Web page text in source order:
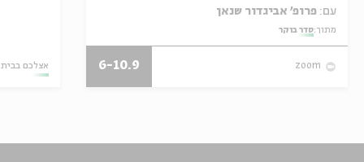
עם:
מתוך:סדר בוקר
zoom
6-10.9 אצלכם בבית